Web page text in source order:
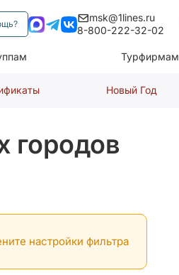
msk@1lines.ru
8-800-222-32-02
Турфирмам
Новый Год
городов
настройки фильтра